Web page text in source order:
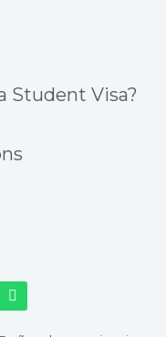
Student Visa?
W
h
a